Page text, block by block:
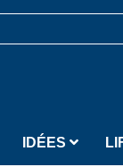
IDÉES